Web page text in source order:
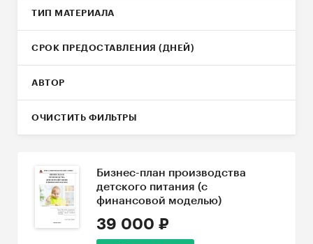
ТИП МАТЕРИАЛА
СРОК ПРЕДОСТАВЛЕНИЯ (ДНЕЙ)
АВТОР
ОЧИСТИТЬ ФИЛЬТРЫ
Бизнес-план производства
детского питания (с
финансовой моделью)
39 000 ₽